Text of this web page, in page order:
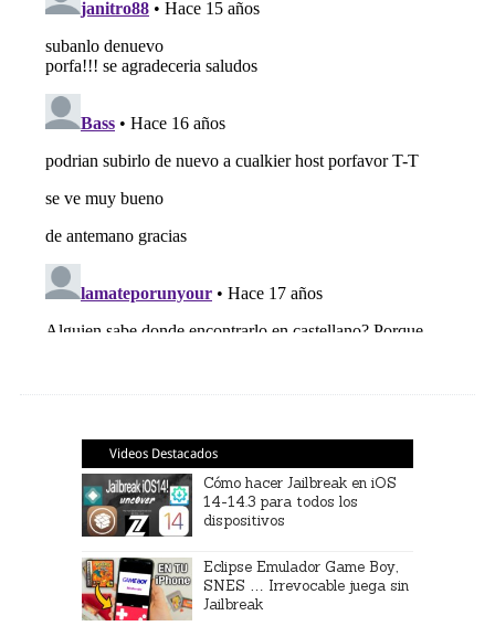
Videos Destacados
Cómo hacer Jailbreak en iOS
14-14.3 para todos los
dispositivos
Eclipse Emulador Game Boy,
SNES … Irrevocable juega sin
Jailbreak